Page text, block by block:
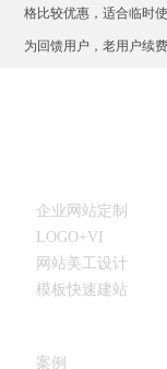
格比较优惠，适合临时
为回馈用户，老用户续费
企业网站定制
LOGO+VI
网站美工设计
模板快速建站
案例